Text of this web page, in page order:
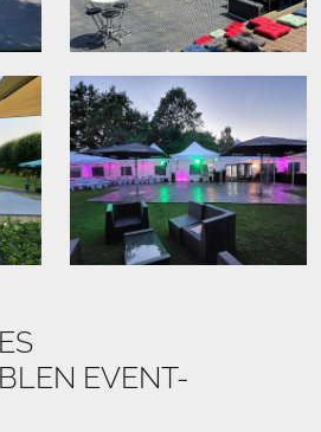
EVENT-